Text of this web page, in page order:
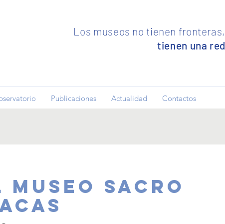
Los museos no tienen fronteras,
tienen una red
Publicaciones Actualidad Contactos
Sacro